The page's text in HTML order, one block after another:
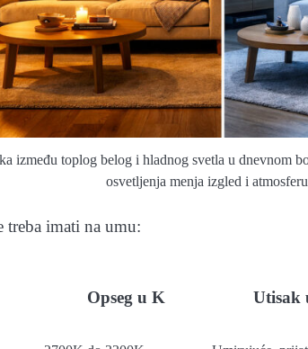
između toplog belog i hladnog svetla u dnevnom
osvetljenja menja izgled i
imati na umu:
Opseg u K Utisak